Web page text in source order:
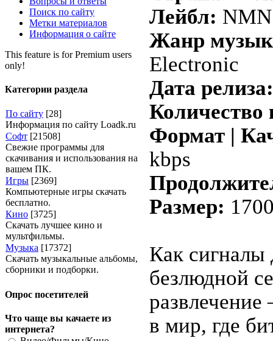
Поиск по сайту
Метки материалов
Информация о сайте
This feature is for Premium users
only!
Категории раздела
По сайту [28]
Информация по сайту Loadk.ru
Софт [21508]
Свежие программы для
скачивания и использования на
вашем ПК.
Игры [2369]
Компьютерные игры скачать
бесплатно.
Кино [3725]
Скачать лучшее кино и
мультфильмы.
Музыка [17372]
Скачать музыкальные альбомы,
сборники и подборки.
Опрос посетителей
Что чаще вы качаете из
интернета?
Лейбл: NMN
Жанр
Electronic
Дата релиза:
Количество
Формат |
kbps
Размер:
Как сигналы
безлюдной
в мир, где